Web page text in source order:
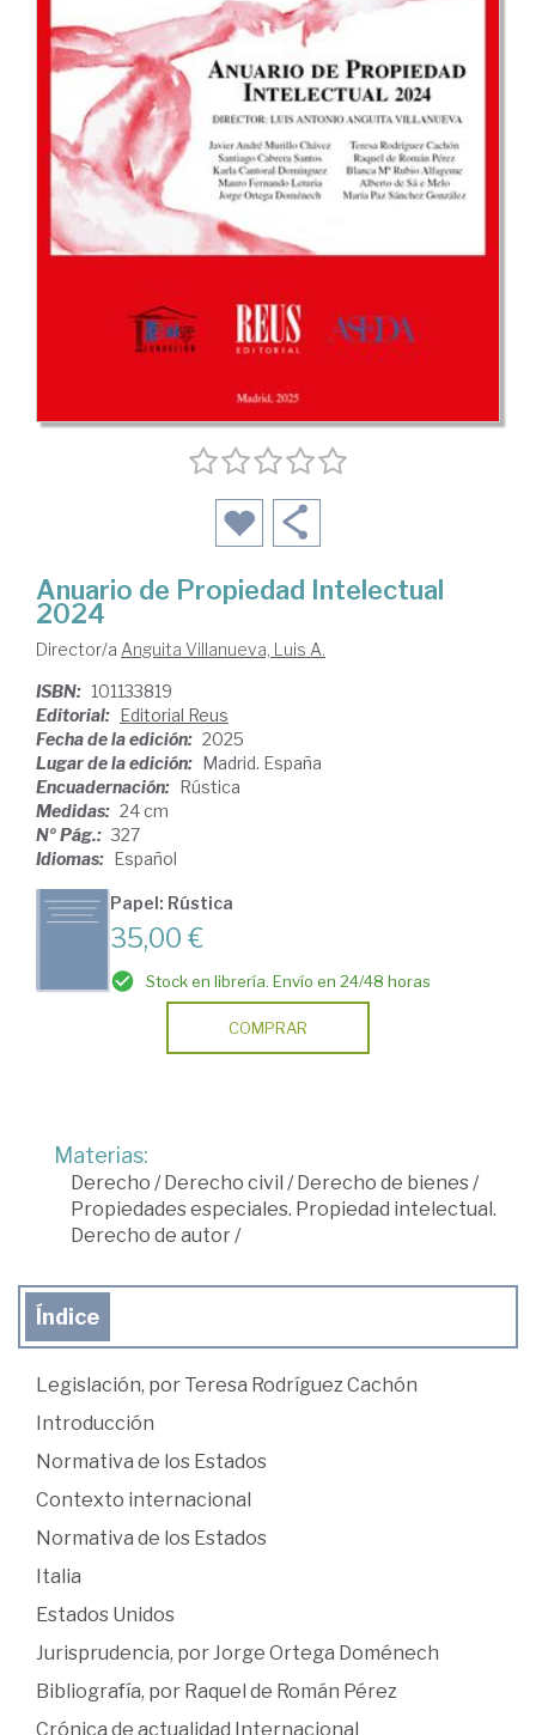
Anuario de Propiedad Intelectual
2024
Director/a Anguita Villanueva, Luis A.
ISBN: 101133819
Editorial: Editorial Reus
Fecha de la edición: 2025
Lugar de la edición: Madrid. España
Encuadernación: Rústica
Medidas: 24 cm
Nº Pág.: 327
Idiomas: Español
Papel: Rústica
35,00 €
Stock en librería. Envío en 24/48 horas
COMPRAR
Materias:
Derecho / Derecho civil / Derecho de bienes/
Propiedades especiales. Propiedad intelectual.
Derecho de autor/
Índice
Legislación, por Teresa Rodríguez Cachón
Introducción
Normativa de los Estados
Contexto internacional
Normativa de los Estados
Italia
Estados Unidos
Jurisprudencia, por Jorge Ortega Doménech
Bibliografía, por Raquel de Román Pérez
Crónica de actualidad Internacional